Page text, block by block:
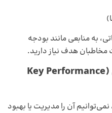
به منابعی مانند بودجه
مخاطبان هدف نیاز دارید.
Key Performance
نمی‌توانیم آن را مدیریت یا بهبود